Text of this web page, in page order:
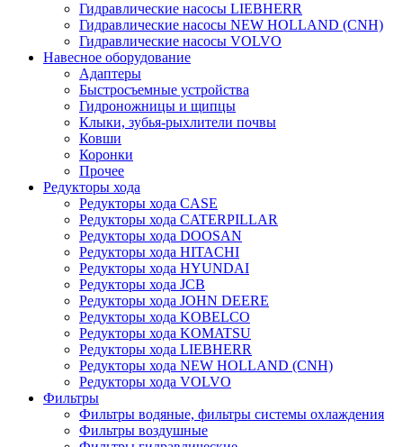
Гидравлические насосы LIEBHERR
Гидравлические насосы NEW HOLLAND (CNH)
Гидравлические насосы VOLVO
Навесное оборудование
Адаптеры
Быстросъемные устройства
Гидроножницы и щипцы
Клыки, зубья-рыхлители почвы
Ковши
Коронки
Прочее
Редукторы хода
Редукторы хода CASE
Редукторы хода CATERPILLAR
Редукторы хода DOOSAN
Редукторы хода HITACHI
Редукторы хода HYUNDAI
Редукторы хода JCB
Редукторы хода JOHN DEERE
Редукторы хода KOBELCO
Редукторы хода KOMATSU
Редукторы хода LIEBHERR
Редукторы хода NEW HOLLAND (CNH)
Редукторы хода VOLVO
Фильтры
Фильтры водяные, фильтры системы охлаждения
Фильтры воздушные